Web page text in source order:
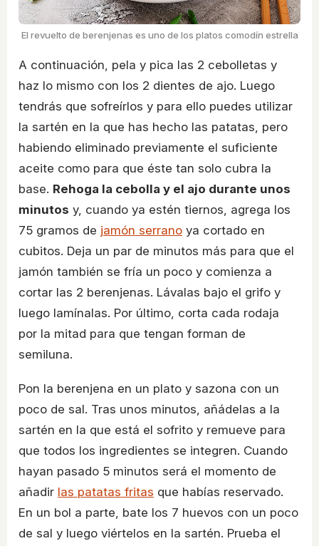
El revuelto de berenjenas es uno de los platos comodín estrella
A continuación, pela y pica las 2 cebolletas y
haz lo mismo con los 2 dientes de ajo. Luego
tendrás que sofreírlos y para ello puedes utilizar
la sartén en la que has hecho las patatas, pero
habiendo eliminado previamente el suficiente
aceite como para que éste tan solo cubra la
base. Rehoga la cebolla y el ajo durante unos
minutos y, cuando ya estén tiernos, agrega los
75 gramos de jamón serrano ya cortado en
cubitos. Deja un par de minutos más para que el
jamón también se fría un poco y comienza a
cortar las 2 berenjenas. Lávalas bajo el grifo y
luego lamínalas. Por último, corta cada rodaja
por la mitad para que tengan forman de
semiluna.
Pon la berenjena en un plato y sazona con un
poco de sal. Tras unos minutos, añádelas a la
sartén en la que está el sofrito y remueve para
que todos los ingredientes se integren. Cuando
hayan pasado 5 minutos será el momento de
añadir las patatas fritas que habías reservado.
En un bol a parte, bate los 7 huevos con un poco
de sal y luego viértelos en la sartén. Prueba el